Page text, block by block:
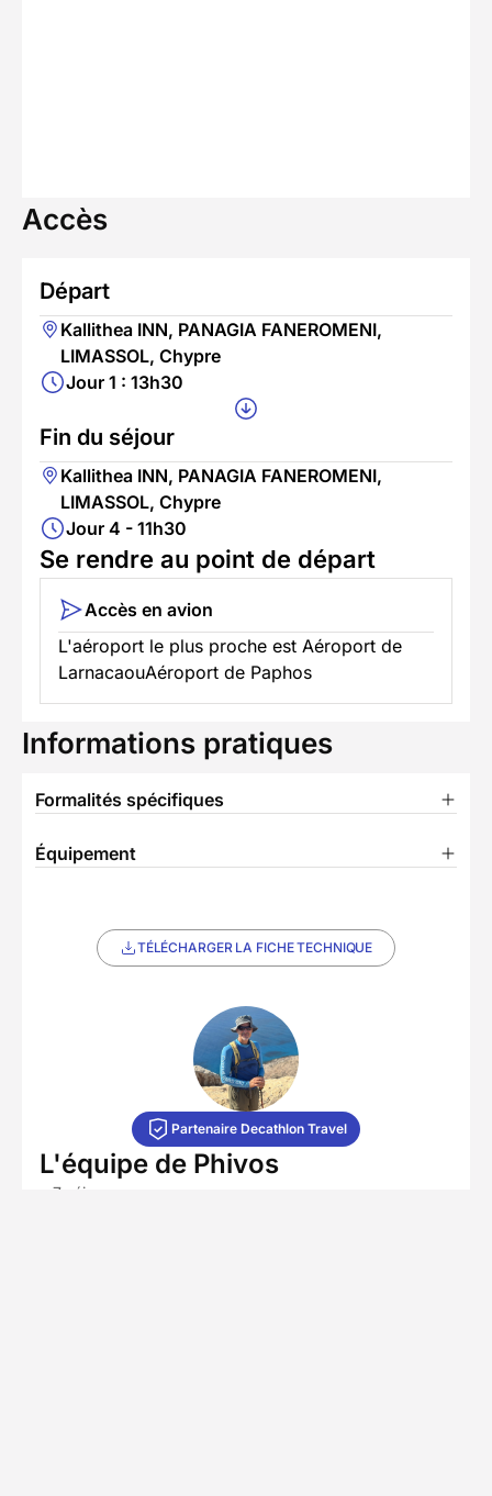
Accès
Départ
Kallithea INN, PANAGIA FANEROMENI,
LIMASSOL, Chypre
Jour 1 : 13h30
Fin du séjour
Kallithea INN, PANAGIA FANEROMENI,
LIMASSOL, Chypre
Jour 4 - 11h30
Se rendre au point de départ
Accès en avion
L'aéroport le plus proche est Aéroport de
LarnacaouAéroport de Paphos
Informations pratiques
Formalités spécifiques
Équipement
TÉLÉCHARGER LA FICHE TECHNIQUE
Partenaire Decathlon Travel
L'équipe de Phivos
• 7 séjours